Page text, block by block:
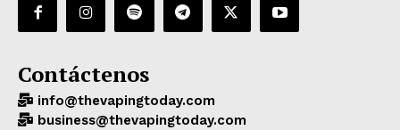
Contáctenos
info@thevapingtoday.com
business@thevapingtoday.com